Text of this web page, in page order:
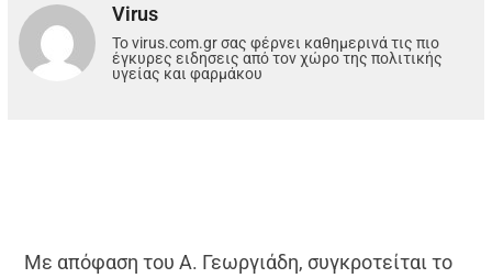
Virus
Το virus.com.gr σας φέρνει καθημερινά τις πιο
έγκυρες ειδησεις από τον χώρο της πολιτικής
υγείας και φαρμάκου
Με απόφαση του Α. Γεωργιάδη, συγκροτείται το